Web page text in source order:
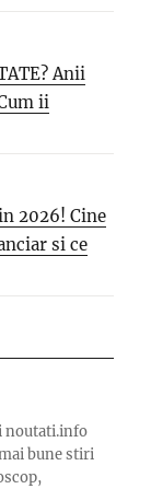
Anii
ii
2026! Cine
si ce
noutati.info
bune stiri